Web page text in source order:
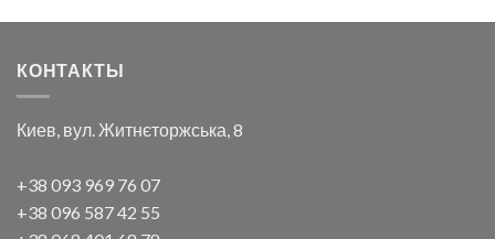
КОНТАКТЫ
Киев, вул. Житнєторжська, 8
+38 093 969 76 07
+38 096 587 42 55